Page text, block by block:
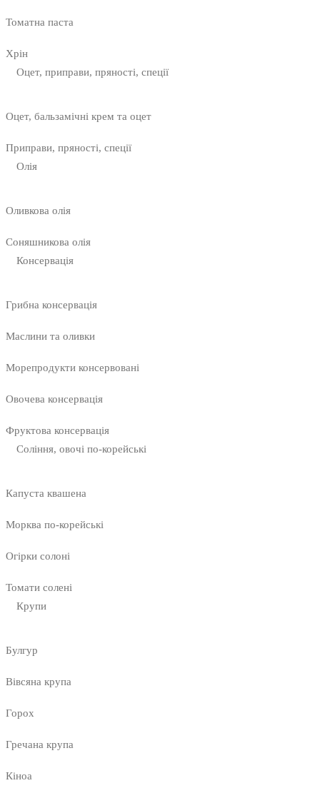
Томатна паста
Хрін
Оцет, приправи, пряності, спеції
Оцет, бальзамічні крем та оцет
Приправи, пряності, спеції
Олія
Оливкова олія
Соняшникова олія
Консервація
Грибна консервація
Маслини та оливки
Морепродукти консервовані
Овочева консервація
Фруктова консервація
Соління, овочі по-корейські
Капуста квашена
Морква по-корейські
Огірки солоні
Томати солені
Крупи
Булгур
Вівсяна крупа
Горох
Гречана крупа
Кіноа